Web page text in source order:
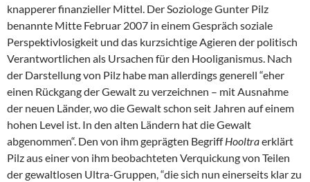
knapperer finanzieller Mittel. Der Soziologe Gunter Pilz
benannte Mitte Februar 2007 in einem Gespräch soziale
Perspektivlosigkeit und das kurzsichtige Agieren der politisch
Verantwortlichen als Ursachen für den Hooliganismus. Nach
der Darstellung von Pilz habe man allerdings generell “eher
einen Rückgang der Gewalt zu verzeichnen – mit Ausnahme
der neuen Länder, wo die Gewalt schon seit Jahren auf einem
hohen Level ist. In den alten Ländern hat die Gewalt
abgenommen“. Den von ihm geprägten BegriffHooltraerklärt
Pilz aus einer von ihm beobachteten Verquickung von Teilen
der gewaltlosen Ultra-Gruppen, “die sich nun einerseits klar zu